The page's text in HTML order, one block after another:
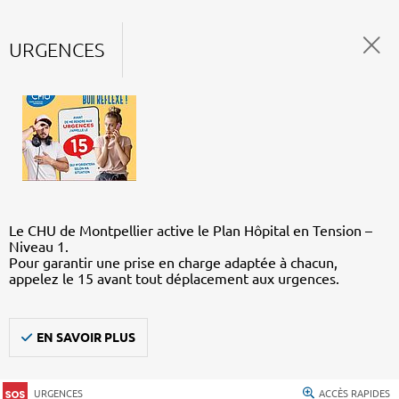
URGENCES
Le CHU de Montpellier active le Plan Hôpital en Tension –
Niveau 1.
Pour garantir une prise en charge adaptée à chacun,
appelez le 15 avant tout déplacement aux urgences.
EN SAVOIR PLUS
URGENCES ACCÈS RAPIDES